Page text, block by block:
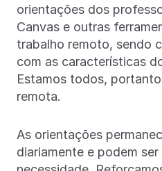
orientações dos
Canvas e outras
trabalho remoto, sendo
com as características
Estamos todos,
remota.
As orientações
diariamente e podem